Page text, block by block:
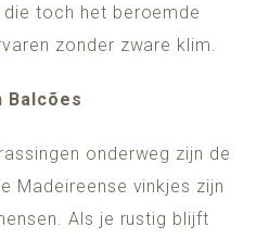
toch het beroemde
zonder zware klim.
Balcões
onderweg zijn de
Madeireense vinkjes zijn
Als je rustig blijft